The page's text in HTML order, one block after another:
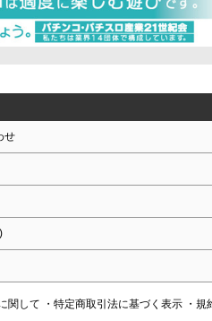
せ
関して ・特定商取引法に基づく表示 ・規